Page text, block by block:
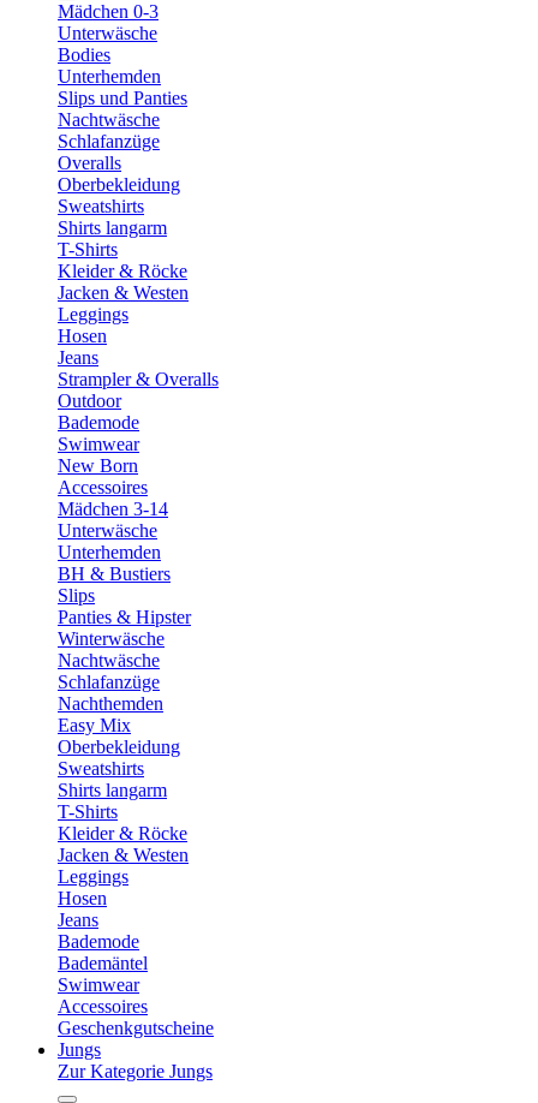
Mädchen 0-3
Unterwäsche
Bodies
Unterhemden
Slips und Panties
Nachtwäsche
Schlafanzüge
Overalls
Oberbekleidung
Sweatshirts
Shirts langarm
T-Shirts
Kleider & Röcke
Jacken & Westen
Leggings
Hosen
Jeans
Strampler & Overalls
Outdoor
Bademode
Swimwear
New Born
Accessoires
Mädchen 3-14
Unterwäsche
Unterhemden
BH & Bustiers
Slips
Panties & Hipster
Winterwäsche
Nachtwäsche
Schlafanzüge
Nachthemden
Easy Mix
Oberbekleidung
Sweatshirts
Shirts langarm
T-Shirts
Kleider & Röcke
Jacken & Westen
Leggings
Hosen
Jeans
Bademode
Bademäntel
Swimwear
Accessoires
Geschenkgutscheine
Jungs
Zur Kategorie Jungs